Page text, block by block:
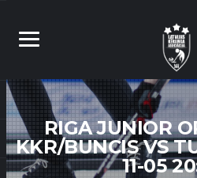
RIGA JUNIOR
KKR/BUNCIS VS
11-05